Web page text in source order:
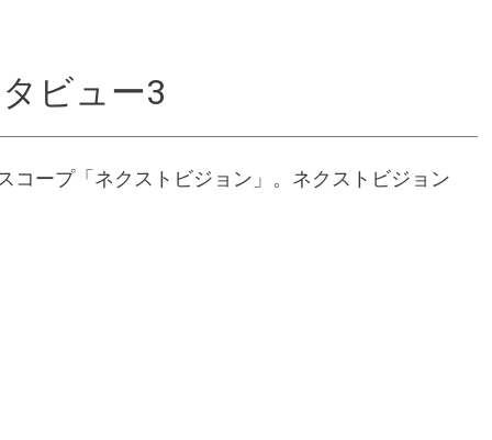
ビュー3
コープ「ネクストビジョン」。ネクストビジョン